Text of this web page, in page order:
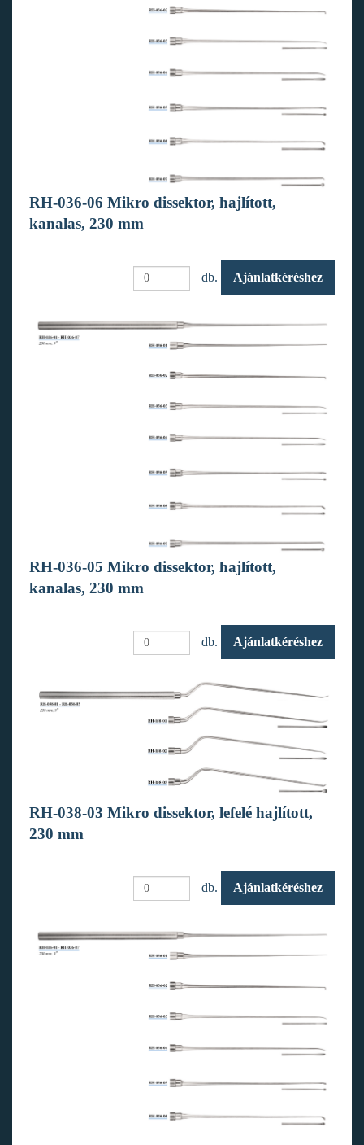
RH-036-06 Mikro dissektor, hajlított,
kanalas, 230 mm
db. Ajánlatkéréshez
RH-036-05 Mikro dissektor, hajlított,
kanalas, 230 mm
db. Ajánlatkéréshez
RH-038-03 Mikro dissektor, lefelé hajlított,
230 mm
db. Ajánlatkéréshez